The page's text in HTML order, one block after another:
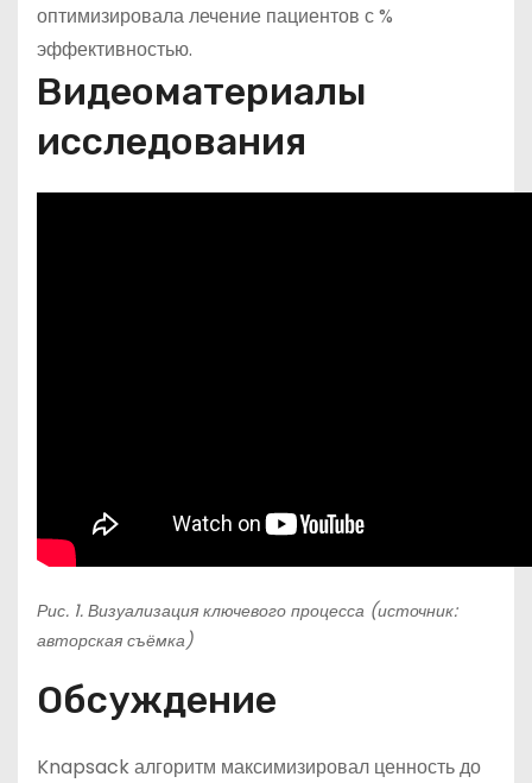
оптимизировала лечение пациентов с %
эффективностью.
Видеоматериалы
исследования
Рис. 1. Визуализация ключевого процесса (источник:
авторская съёмка)
Обсуждение
Knapsack алгоритм максимизировал ценность до